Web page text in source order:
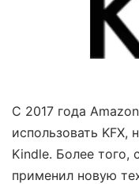
С 2017 года
использовать
Kindle. Более того,
применил новую